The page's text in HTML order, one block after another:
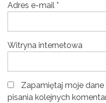
Adres e-mail *
Witryna internetowa
Zapamiętaj moje
pisania kolejnych